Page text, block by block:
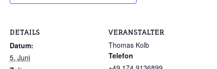
DETAILS
Datum:
5. Juni
VERANSTALTER
Thomas Kolb
Telefon